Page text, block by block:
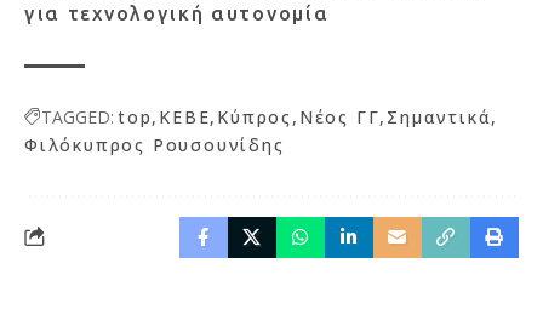
για τεχνολογική αυτονομία
TAGGED: top ΚΕΒΕ Κύπρος Νέος ΓΓ Σημαντικά
Φιλόκυπρος Ρουσουνίδης